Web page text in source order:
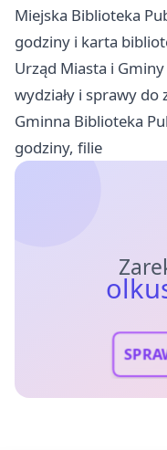
Miejska Biblioteka
godziny i karta
Urząd Miasta i
wydziały i sprawy do
Gminna Biblioteka
godziny, filie